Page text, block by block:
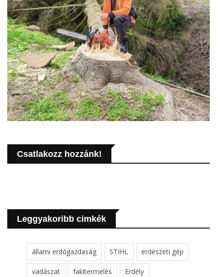
Csatlakozz hozzánk!
Leggyakoribb cimkék
állami erdőgazdaság STIHL erdészeti gép
vadászat fakitermelés Erdély